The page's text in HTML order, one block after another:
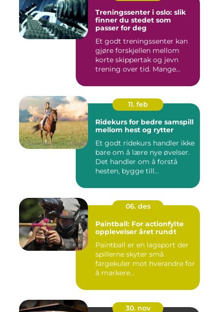
Treningssenter i oslo: slik
finner du stedet som
passer for deg
Et godt treningssenter kan
gjøre forskjellen mellom
korte skippertak og jevn
trening over tid. Mange...
11. feb
Ridekurs for bedre samspill
mellom hest og rytter
Et godt ridekurs handler ikke
bare om å lære nye øvelser.
Det handler om å forstå
hesten, bygge till...
06. des
Paintball: For actionfylte
opplevelser året rundt
Paintball er en lagsport der
spillerne skyter små
fargekuler mot hverandre for
å markere...
30. nov